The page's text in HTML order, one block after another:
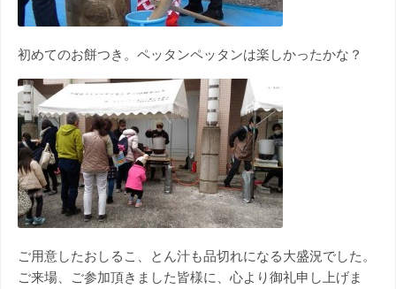
初めてのお餅つき。ペッタンペッタンは楽しかったかな？
ご用意したおしるこ、とん汁も品切れになる大盛況でした。
ご来場、ご参加頂きました皆様に、心より御礼申し上げま